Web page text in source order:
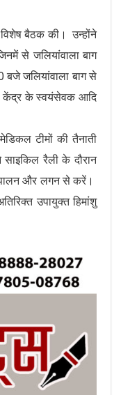
विशेष बैठक की। उन्होंने
से जलियांवाला बाग
बजे जलियांवाला बाग से
केंद्र के स्वयंसेवक आदि
टीमों की तैनाती
रैली के दौरान
पालन और लगन से करें।
उपायुक्त हिमांशु